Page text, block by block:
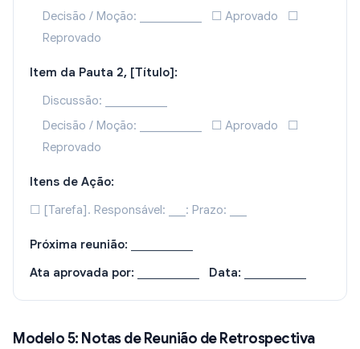
Decisão / Moção: ___________ ☐ Aprovado ☐
Reprovado
Item da Pauta 2, [Título]:
Discussão: ___________
Decisão / Moção: ___________ ☐ Aprovado ☐
Reprovado
Itens de Ação:
☐ [Tarefa]. Responsável: ___: Prazo: ___
Próxima reunião:
Ata aprovada por:
Data:
Modelo 5: Notas de Reunião de Retrospectiva